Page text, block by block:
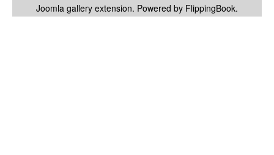
Joomla gallery extension. Powered by FlippingBook.